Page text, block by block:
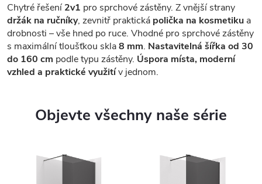
Chytré řešení2v1 pro sprchové zástěny. Z vnější strany
držák na ručníky, zevnitř praktická polička na kosmetiku a
drobnosti – vše hned po ruce. Vhodné pro sprchové zástěny
s maximální tloušťkou skla8 mm. Nastavitelná šířka od 30
do 160 cm podle typu zástěny. Úspora místa, moderní
vzhled a praktické využitív jednom.
Objevte všechny naše série